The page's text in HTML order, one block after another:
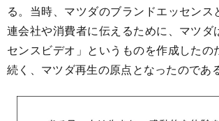
る。当時、マツダのブランドエッセン
連会社や消費者に伝えるために、マツダ
センスビデオ」というものを作成したの
続く、マツダ再生の原点となったのである